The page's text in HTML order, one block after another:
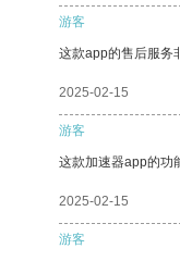
游客
这款app的售后服务
2025-02-15
游客
这款加速器app的功
2025-02-15
游客